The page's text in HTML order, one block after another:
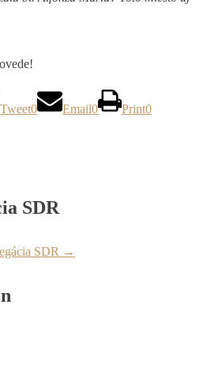
Tweet0 Email0 Print0
SDR
SDR →